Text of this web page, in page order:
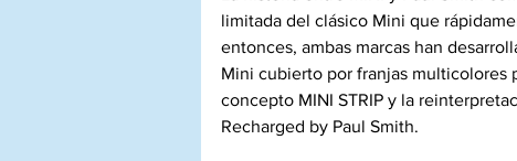
limitada del clásico Mini que
entonces, ambas marcas han
Mini cubierto por franjas multicolores
concepto MINI STRIP y la
Recharged by Paul Smith.